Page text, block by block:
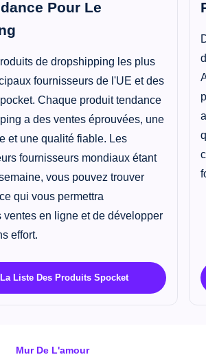
Pour Le
de dropshipping les plus
fournisseurs de l'UE et des
Chaque produit tendance
a des ventes éprouvées, une
et une qualité fiable. Les
fournisseurs mondiaux étant
vous pouvez trouver
qui vous permettra
ventes en ligne et de développer
effort.
Liste Des Produits Spocket
Mur De L'amour